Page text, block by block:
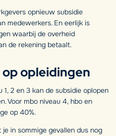
opnieuw subsidie
medewerkers. En eerlijk is
waarbij de overheid
de rekening betaalt.
op opleidingen
2 en 3 kan de subsidie oplopen
Voor mbo niveau 4, hbo en
op 40%.
in sommige gevallen dus nog